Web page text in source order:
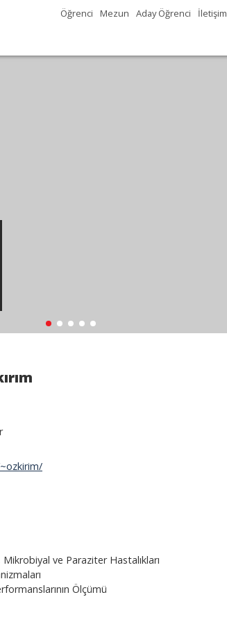
Öğrenci Mezun Aday Öğrenci İletişim
Mikrobiyal ve Paraziter Hastalıkları
Ölçümü